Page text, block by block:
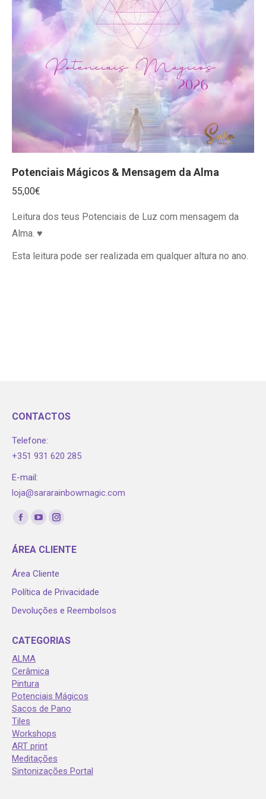
Potenciais Mágicos & Mensagem da Alma
55,00€
Leitura dos teus Potenciais de Luz com mensagem da
Alma. ♥
Esta leitura pode ser realizada em qualquer altura no ano.
CONTACTOS
Telefone:
+351 931 620 285
E-mail:
loja@sararainbowmagic.com
Encontre-nos em:
Facebook
opens
in
new
YouTube
opens
in
new
Instagram
opens
in
new
ÁREA CLIENTE
Área Cliente
Política de Privacidade
Devoluções e Reembolsos
CATEGORIAS
ALMA
Cerâmica
Pintura
Potenciais Mágicos
Sacos de Pano
Tiles
Workshops
ART print
Meditações
Sintonizações Portal